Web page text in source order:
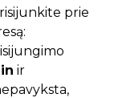
prie
ir